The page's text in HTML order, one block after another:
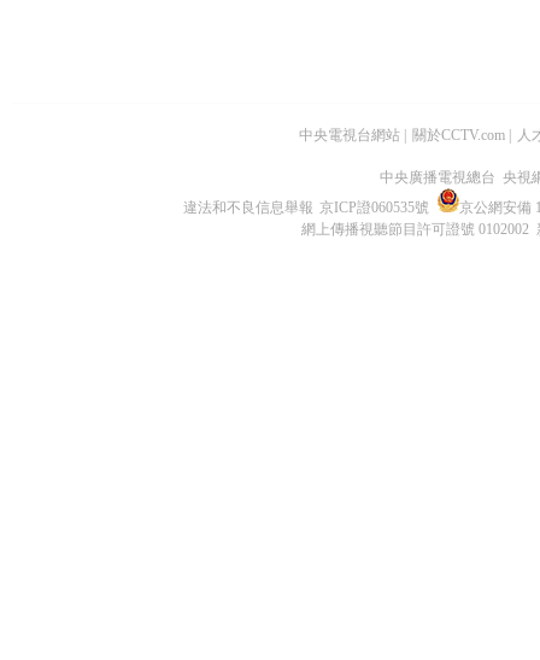
中央電視台網站 關於CCTV.com 人
中央廣播電視總台 央視
違法和不良信息舉報 京ICP證060535號
京公網安備
網上傳播視聽節目許可證號 0102002